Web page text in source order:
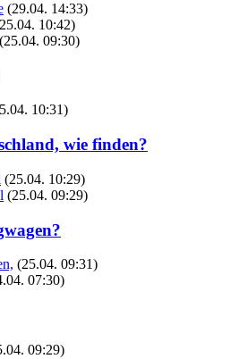
(29.04. 14:33)
10:42)
(25.04. 09:30)
10:31)
wie finden?
(25.04. 10:29)
(25.04. 09:29)
(25.04. 09:31)
07:30)
09:29)